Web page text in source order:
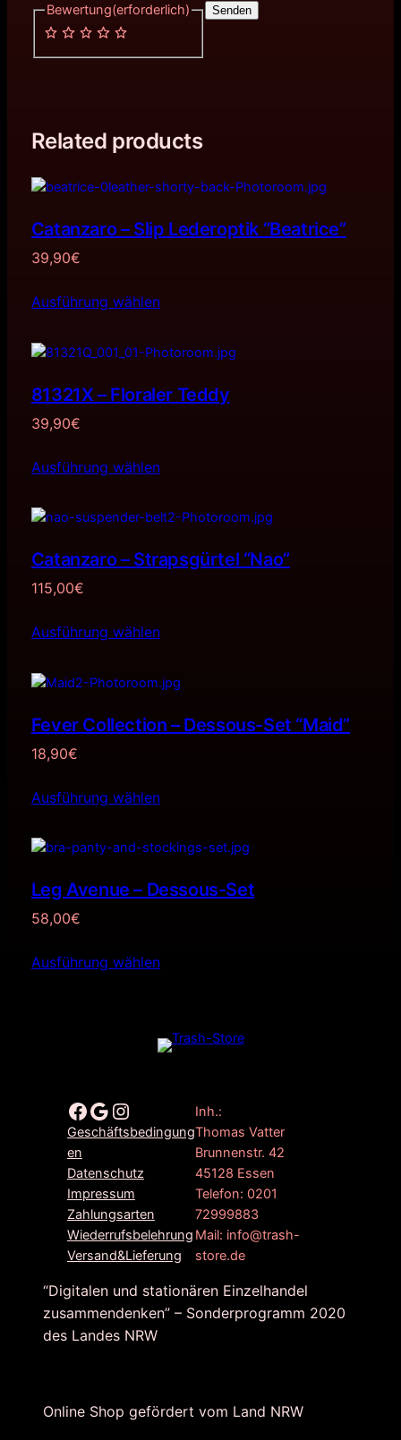
Bewertung(erforderlich) Senden
Related products
Catanzaro – Slip Lederoptik “Beatrice”
39,90€
Ausführung wählen
81321X – Floraler Teddy
39,90€
Ausführung wählen
Catanzaro – Strapsgürtel “Nao”
115,00€
Ausführung wählen
Fever Collection – Dessous-Set “Maid”
18,90€
Ausführung wählen
Leg Avenue – Dessous-Set
58,00€
Ausführung wählen
Facebook Google Instagram
Geschäftsbedingung
en
Datenschutz
Impressum
Zahlungsarten
Wiederrufsbelehrung
Versand&Lieferung
Inh.:
Thomas Vatter
Brunnenstr. 42
45128 Essen
Telefon: 0201
72999883
Mail: info@trash-
store.de
“Digitalen und stationären Einzelhandel
zusammendenken” – Sonderprogramm 2020
des Landes NRW
Online Shop gefördert vom Land NRW